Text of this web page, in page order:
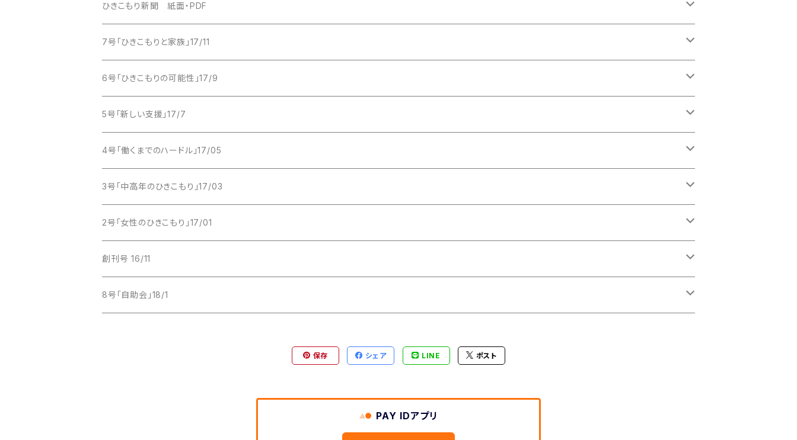
ひきこもり新聞 紙面・PDF
2016年
創刊号
2017年
2017年 1月号
2017年 3月号
2018年
7号「ひきこもりと家族」17/11
紙版
PDF版
6号「ひきこもりの可能性」17/9
紙版
PDF版
5号「新しい支援」17/7
紙版
PDF版
4号「働くまでのハードル」17/05
紙版
PDF版
3号「中高年のひきこもり」17/03
紙版
PDF版
2号「女性のひきこもり」17/01
紙版
PDF版
創刊号 16/11
紙版
8号「自助会」18/1
保存 シェア LINE ポスト
PAY IDアプリ